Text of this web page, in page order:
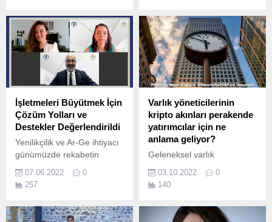
Finansman Konferansı”na
katıldı.
of Logistics and Transport)
kadın kanadı WiLAT
(Women in Logistics and
Transport) Türkiye iş birliği
ile start verdiği” Mentorluk
Projesi” gençlere yeni
kapılar açıyor.
İşletmeleri Büyütmek İçin
Çözüm Yolları ve
Destekler Değerlendirildi
Yenilikçilik ve Ar-Ge ihtiyacı
günümüzde rekabetin
vazgeçilmez iki unsur haline
gelmiş bulunmakta.
07.06.2022
0
257
Varlık yöneticilerinin
kripto akınları perakende
yatırımcılar için ne
anlama geliyor?
Geleneksel varlık
varlıklara yönelik artan
eğiliminin hız kazandığına
CFO’su Lily Zhang, fon
03.10.2022
0
140